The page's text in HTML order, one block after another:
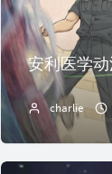
安利医学
charlie